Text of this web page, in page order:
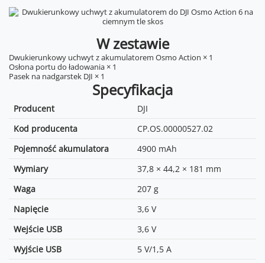
W zestawie
Dwukierunkowy uchwyt z akumulatorem Osmo Action × 1
Osłona portu do ładowania × 1
Pasek na nadgarstek DJI × 1
Specyfikacja
Producent
DJI
Kod producenta
CP.OS.00000527.02
Pojemność akumulatora
4900 mAh
Wymiary
37,8 × 44,2 × 181 mm
Waga
207 g
Napięcie
3,6 V
Wejście USB
3,6 V
Wyjście USB
5 V/1,5 A